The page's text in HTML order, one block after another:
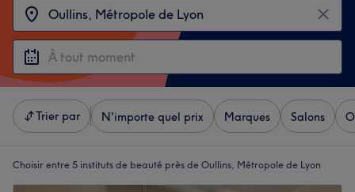
Trier par N'importe quel prix Marques Salons
Choisir entre 5 instituts de beauté près de Oullins, Métropole de Lyon